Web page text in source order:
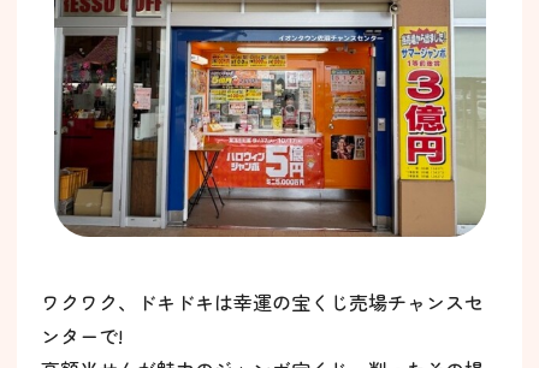
ワクワク、ドキドキは幸運の宝くじ売場チャンスセ
ンターで!